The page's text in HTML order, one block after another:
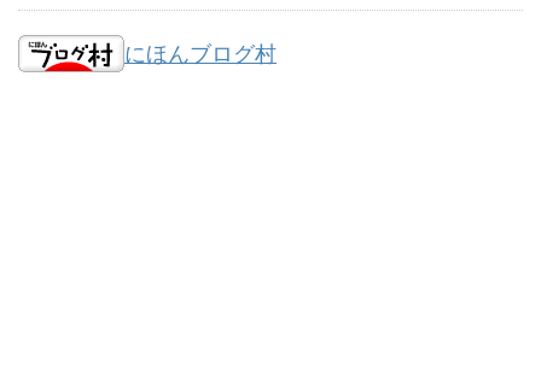
にほんブログ村